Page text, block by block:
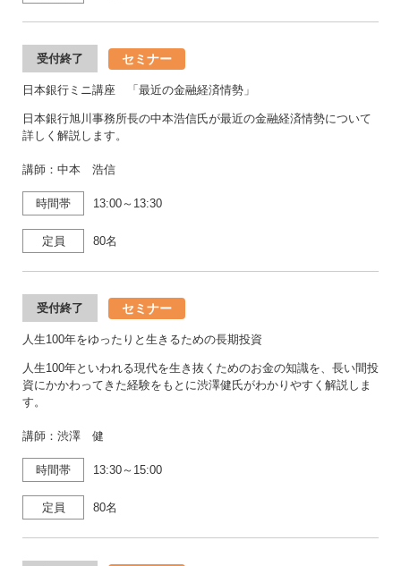
受付終了 セミナー
日本銀行ミニ講座 「最近の金融経済情勢」
日本銀行旭川事務所長の中本浩信氏が最近の金融経済情勢について
詳しく解説します。
講師：中本 浩信
時間帯 13:00～13:30
定員 80名
受付終了 セミナー
人生100年をゆったりと生きるための長期投資
人生100年といわれる現代を生き抜くためのお金の知識を、長い間投
資にかかわってきた経験をもとに渋澤健氏がわかりやすく解説しま
す。
講師：渋澤 健
時間帯 13:30～15:00
定員 80名